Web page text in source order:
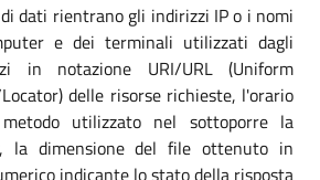
dati rientrano gli indirizzi IP o i nomi
e dei terminali utilizzati dagli
in notazione URI/URL (Uniform
delle risorse richieste, l'orario
utilizzato nel sottoporre la
la dimensione del file ottenuto in
indicante lo stato della risposta